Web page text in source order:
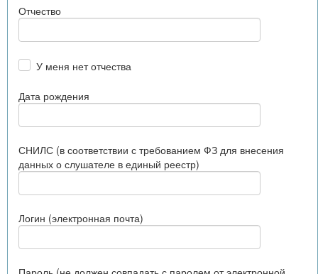
Отчество
У меня нет отчества
Дата рождения
СНИЛС (в соответствии с требованием ФЗ для внесения
данных о слушателе в единый реестр)
Логин (электронная почта)